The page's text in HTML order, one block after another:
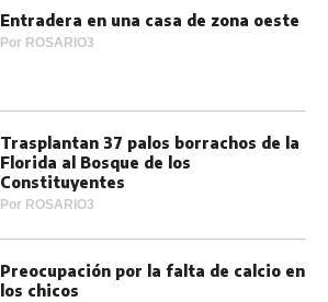
Entradera en una casa de zona oeste
Por ROSARIO3
Trasplantan 37 palos borrachos de la
Florida al Bosque de los
Constituyentes
Por ROSARIO3
Preocupación por la falta de calcio en
los chicos